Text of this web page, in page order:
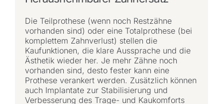
Die Teilprothese (wenn noch Restzähne
vorhanden sind) oder eine Totalprothese (bei
komplettem Zahnverlust) stellen die
Kaufunktionen, die klare Aussprache und die
Ästhetik wieder her. Je mehr Zähne noch
vorhanden sind, desto fester kann eine
Prothese verankert werden. Zusätzlich können
auch Implantate zur Stabilisierung und
Verbesserung des Trage- und Kaukomforts